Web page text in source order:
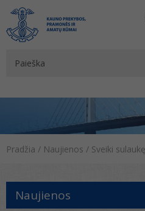
Pradžia / Naujienos / Sveiki
Naujienos